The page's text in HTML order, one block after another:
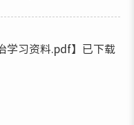
学习资料.pdf】已下载